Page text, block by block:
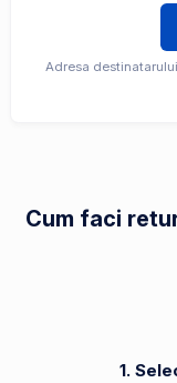
Adresa
Cum faci
1.